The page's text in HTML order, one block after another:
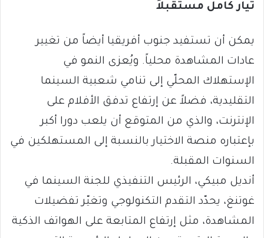
تيار كامل مستقبلاً
يمكن أن تستفيد جنوب أفريقيا أيضاً من تغيير
عادات المشاهدة محلياً. ويُعزى النمو في
الإستهلاك المحلّي إلى تنامي شعبية السينما
التقليدية، فضلاً عن إرتفاع تدفق الأفلام على
الإنترنت، والذي من المتوقع أن يلعب دورا أكبر
بإعتباره منصة الاختيار بالنسبة إلى المستهلكين في
السنوات المقبلة.
أنديل مبيكي، الرئيس التنفيذي للجنة السينما في
غوتنغ، يحدّد التقدم التكنولوجي وتغيّر تفضيلات
المشاهدة، مثل إرتفاع المتابعة على الهواتف الذكية